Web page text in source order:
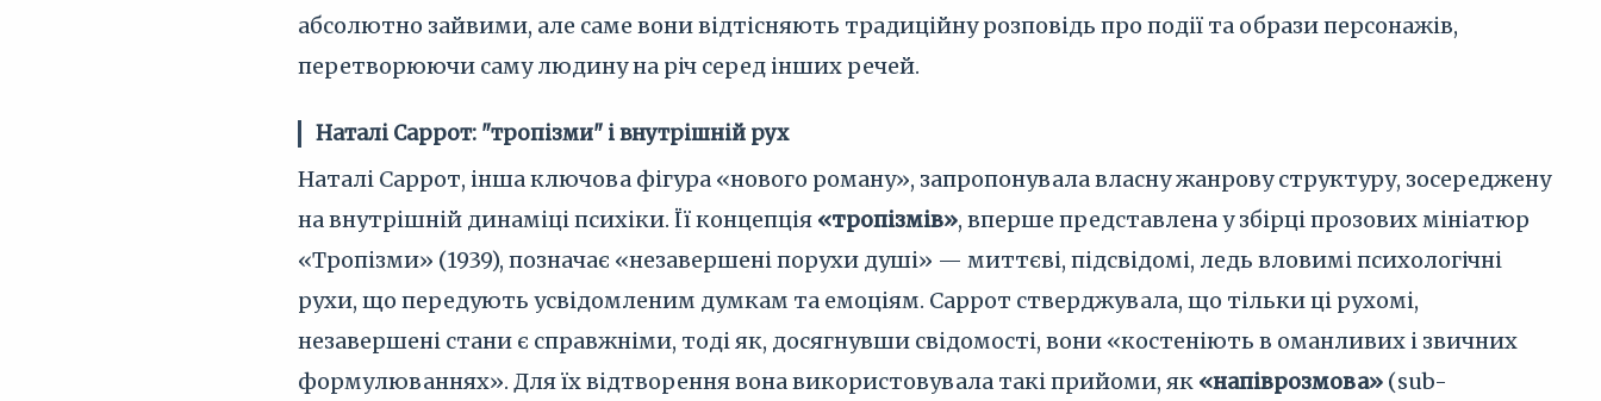
абсолютно зайвими, але саме вони відтісняють традиційну розповідь про події та образи персонажів,
перетворюючи саму людину на річ серед інших речей.
Наталі Саррот: "тропізми" і внутрішній рух
Наталі Саррот, інша ключова фігура «нового роману», запропонувала власну жанрову структуру, зосереджену
на внутрішній динаміці психіки. Її концепція «тропізмів», вперше представлена у збірці прозових мініатюр
«Тропізми» (1939), позначає «незавершені порухи душі» — миттєві, підсвідомі, ледь вловимі психологічні
рухи, що передують усвідомленим думкам та емоціям. Саррот стверджувала, що тільки ці рухомі,
незавершені стани є справжніми, тоді як, досягнувши свідомості, вони «костеніють в оманливих і звичних
формулюваннях». Для їх відтворення вона використовувала такі прийоми, як «напіврозмова» (sub-